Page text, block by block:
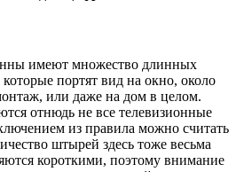
имеют множество длинных
портят вид на окно, около
или даже на дом в целом.
отнюдь не все телевизионные
из правила можно считать
штырей здесь тоже весьма
короткими, поэтому внимание